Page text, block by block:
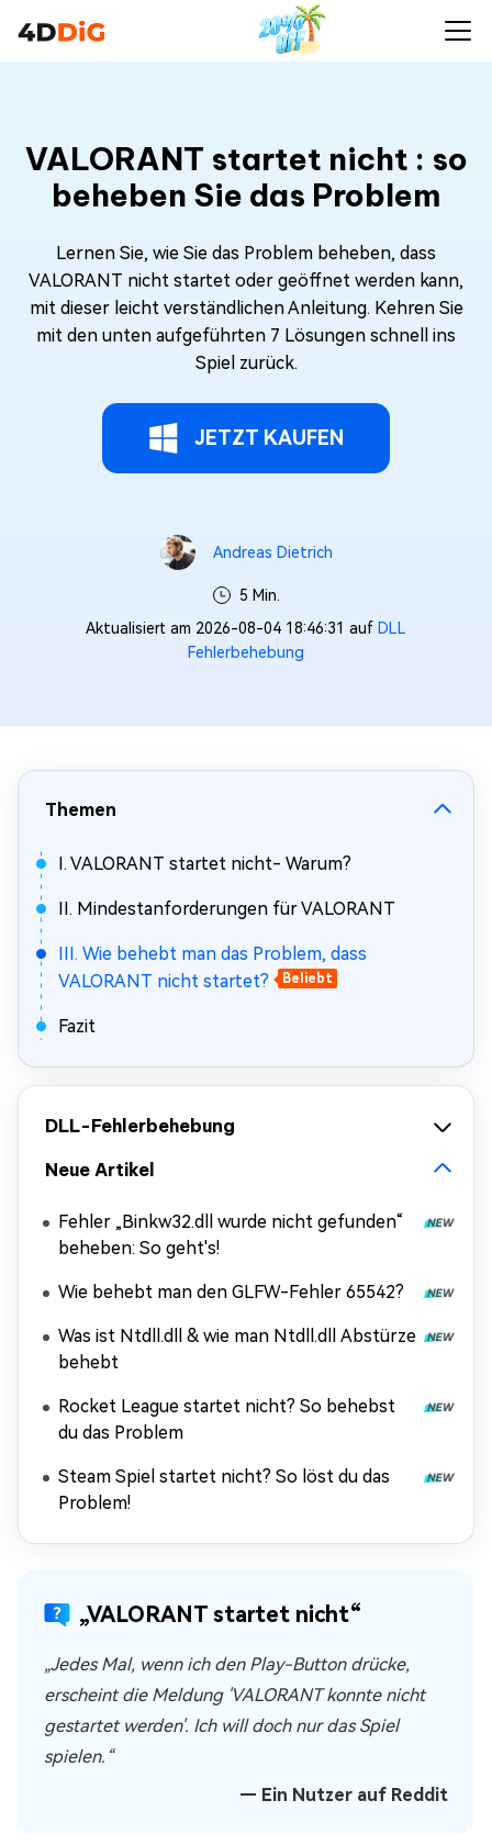
VALORANT startet nicht : so
beheben Sie das Problem
Lernen Sie, wie Sie das Problem beheben, dass
VALORANT nicht startet oder geöffnet werden kann,
mit dieser leicht verständlichen Anleitung. Kehren Sie
mit den unten aufgeführten 7 Lösungen schnell ins
Spiel zurück.
JETZT KAUFEN
Andreas Dietrich
5 Min.
Aktualisiert am 2026-08-04 18:46:31 auf DLL
Fehlerbehebung
Themen
I. VALORANT startet nicht- Warum?
II. Mindestanforderungen für VALORANT
III. Wie behebt man das Problem, dass
VALORANT nicht startet?
Beliebt
Fazit
DLL-Fehlerbehebung
Neue Artikel
Fehler „Binkw32.dll wurde nicht gefunden“
beheben: So geht's!
Wie behebt man den GLFW-Fehler 65542?
Was ist Ntdll.dll & wie man Ntdll.dll Abstürze
behebt
Rocket League startet nicht? So behebst
du das Problem
Steam Spiel startet nicht? So löst du das
Problem!
„VALORANT startet nicht“
„Jedes Mal, wenn ich den Play-Button drücke,
erscheint die Meldung 'VALORANT konnte nicht
gestartet werden'. Ich will doch nur das Spiel
spielen.“
— Ein Nutzer auf Reddit